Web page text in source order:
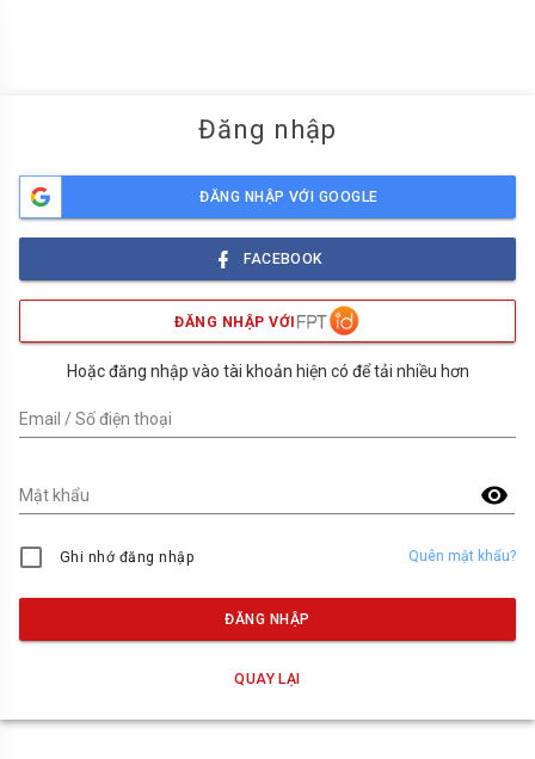
Đăng nhập
ĐĂNG NHẬP VỚI GOOGLE
FACEBOOK
ĐĂNG NHẬP VỚI
Hoặc đăng nhập vào tài khoản hiện có để tải nhiều hơn
Email / Số điện thoại
visibility
Mật khẩu
Ghi nhớ đăng nhập Quên mật khẩu?
ĐĂNG NHẬP
QUAY LẠI